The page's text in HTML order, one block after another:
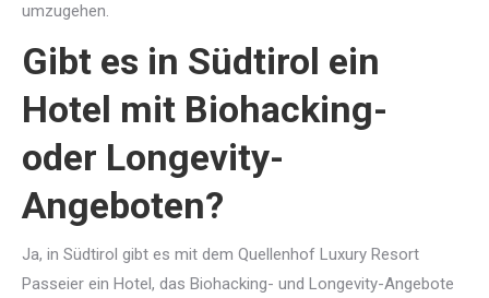
umzugehen.
Gibt es in Südtirol ein
Hotel mit Biohacking-
oder Longevity-
Angeboten?
Ja, in Südtirol gibt es mit dem Quellenhof Luxury Resort
Passeier ein Hotel, das Biohacking- und Longevity-Angebote